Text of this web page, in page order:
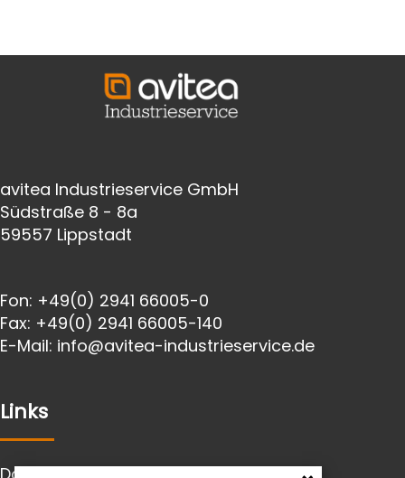
avitea Industrieservice GmbH
Südstraße 8 - 8a
59557 Lippstadt
Fon: +49(0) 2941 66005-0
Fax: +49(0) 2941 66005-140
E-Mail: info@avitea-industrieservice.de
Links